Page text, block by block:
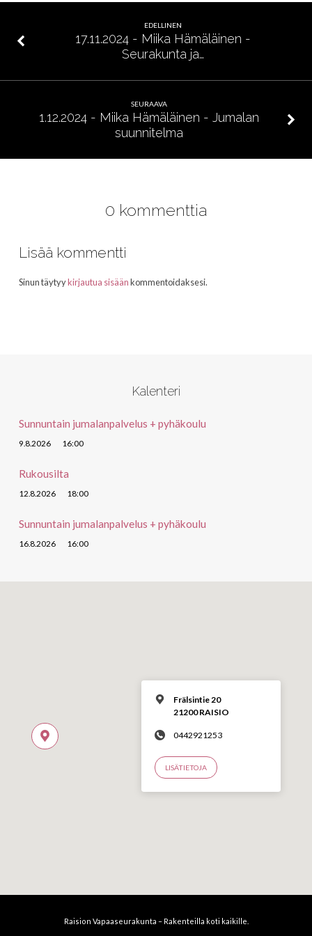
EDELLINEN
17.11.2024 - Miika Hämäläinen -
Seurakunta ja…
SEURAAVA
1.12.2024 - Miika Hämäläinen - Jumalan
suunnitelma
0 kommenttia
Lisää kommentti
Sinun täytyykirjautua sisäänkommentoidaksesi.
Kalenteri
Sunnuntain jumalanpalvelus + pyhäkoulu
9.8.2026 16:00
Rukousilta
12.8.2026 18:00
Sunnuntain jumalanpalvelus + pyhäkoulu
16.8.2026 16:00
Frälsintie 20
21200 RAISIO
0442921253
LISÄTIETOJA
Raision Vapaaseurakunta – Rakenteilla koti kaikille.